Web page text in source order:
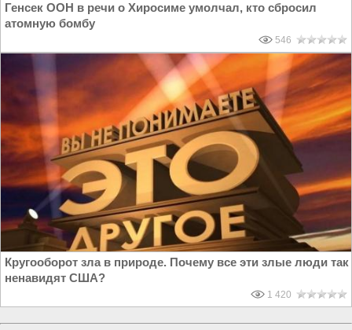
Генсек ООН в речи о Хиросиме умолчал, кто сбросил
атомную бомбу
546
Кругооборот зла в природе. Почему все эти злые люди так
ненавидят США?
1 420